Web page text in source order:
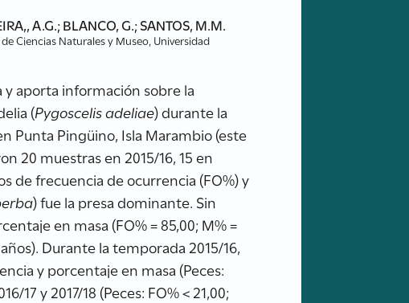
A.G.; BLANCO, G.; SANTOS, M.M.
Ciencias Naturales y Museo, Universidad
y aporta información sobre la
(Pygoscelis adeliae) durante la
Punta Pingüino, Isla Marambio (este
20 muestras en 2015/16, 15 en
de frecuencia de ocurrencia (FO%) y
) fue la presa dominante. Sin
en masa (FO% = 85,00; M% =
Durante la temporada 2015/16,
y porcentaje en masa (Peces:
17 y 2017/18 (Peces: FO% < 21,00;